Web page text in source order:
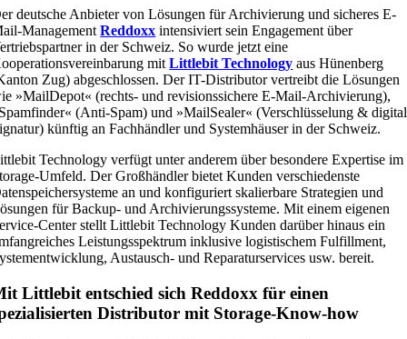
deutsche Anbieter von Lösungen für Archivierung und sicheres E-
ManagementReddoxx intensiviert sein Engagement über
in der Schweiz. So wurde jetzt eine
mitLittlebit Technology aus Hünenberg
Zug) abgeschlossen. Der IT-Distributor vertreibt die Lösungen
»MailDepot« (rechts- und revisionssichere E-Mail-Archivierung),
(Anti-Spam) und »MailSealer« (Verschlüsselung &
künftig an Fachhändler und Systemhäuser in der Schweiz.
Technology verfügt unter anderem über besondere Expertise im
Umfeld. Der Großhändler bietet Kunden verschiedenste
an und konfiguriert skalierbare Strategien und
für Backup- und Archivierungssysteme. Mit einem eigenen
Center stellt Littlebit Technology Kunden darüber hinaus ein
Leistungsspektrum inklusive logistischem Fulfillment,
Austausch- und Reparaturservices usw. bereit.
Littlebit entschied sich Reddoxx für einen
Distributor mit Storage-Know-how